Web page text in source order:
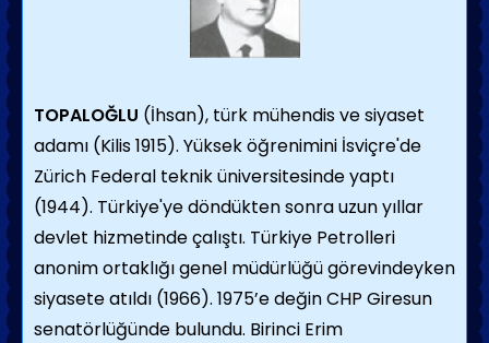
TOPALOĞLU (İhsan), türk mühendis ve siyaset
adamı (Kilis 1915). Yüksek öğrenimini İsviçre'de
Zürich Federal teknik üniversitesinde yaptı
(1944). Türkiye'ye döndükten sonra uzun yıllar
devlet hizmetinde çalıştı. Türkiye Petrolleri
anonim ortaklığı genel müdürlüğü görevindeyken
siyasete atıldı (1966). 1975’e değin CHP Giresun
senatörlüğünde bulundu. Birinci Erim